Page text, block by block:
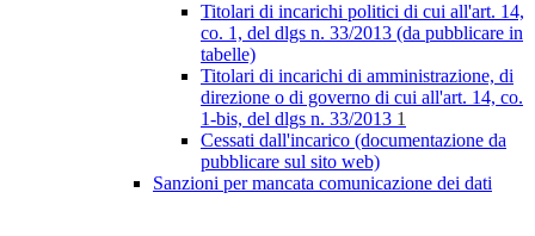
Titolari di incarichi politici di cui all'art. 14,
co. 1, del dlgs n. 33/2013 (da pubblicare in
tabelle)
Titolari di incarichi di amministrazione, di
direzione o di governo di cui all'art. 14, co.
1-bis, del dlgs n. 33/2013 1
Cessati dall'incarico (documentazione da
pubblicare sul sito web)
Sanzioni per mancata comunicazione dei dati